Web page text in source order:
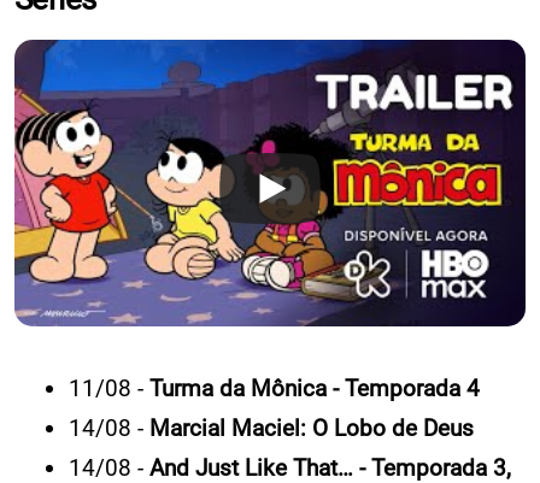
11/08 - Turma da Mônica - Temporada 4
14/08 - Marcial Maciel: O Lobo de Deus
14/08 - And Just Like That… - Temporada 3,